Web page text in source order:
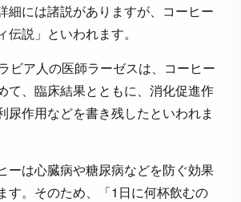
細には諸説がありますが、コーヒー
説」といわれます。
ビア人の医師ラーゼスは、コーヒー
て、臨床結果とともに、消化促進作
尿作用などを書き残したといわれま
ーは心臓病や糖尿病などを防ぐ効果
す。そのため、「1日に何杯飲むの